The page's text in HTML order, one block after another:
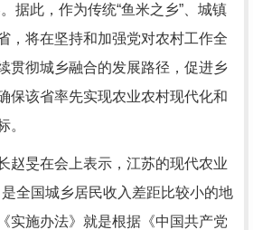
据此，作为传统“鱼米之乡”、城镇
，将在坚持和加强党对农村工作全
贯彻城乡融合的发展路径，促进乡
保该省率先实现农业农村现代化和
。
旻在会上表示，江苏的现代农业
全国城乡居民收入差距比较小的地
实施办法》就是根据《中国共产党